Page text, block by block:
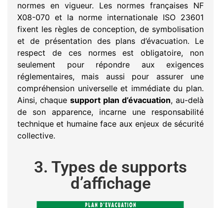
normes en vigueur. Les normes françaises NF
X08-070 et la norme internationale ISO 23601
fixent les règles de conception, de symbolisation
et de présentation des plans d’évacuation. Le
respect de ces normes est obligatoire, non
seulement pour répondre aux exigences
réglementaires, mais aussi pour assurer une
compréhension universelle et immédiate du plan.
Ainsi, chaque support plan d’évacuation, au-delà
de son apparence, incarne une responsabilité
technique et humaine face aux enjeux de sécurité
collective.
3. Types de supports
d’affichage